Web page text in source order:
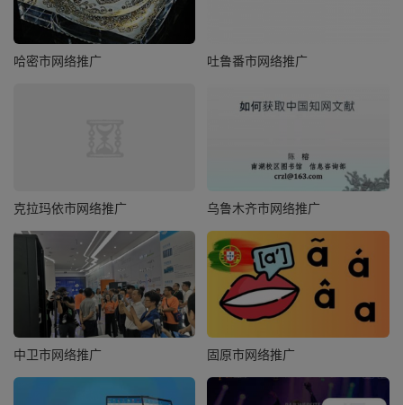
哈密市网络推广 吐鲁番市网络推广
克拉玛依市网络推广 乌鲁木齐市网络推广
中卫市网络推广 固原市网络推广